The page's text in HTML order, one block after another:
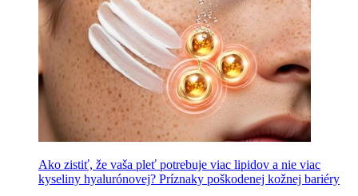
Ako zistiť, že vaša pleť potrebuje viac lipidov a nie viac
kyseliny hyalurónovej? Príznaky poškodenej kožnej bariéry